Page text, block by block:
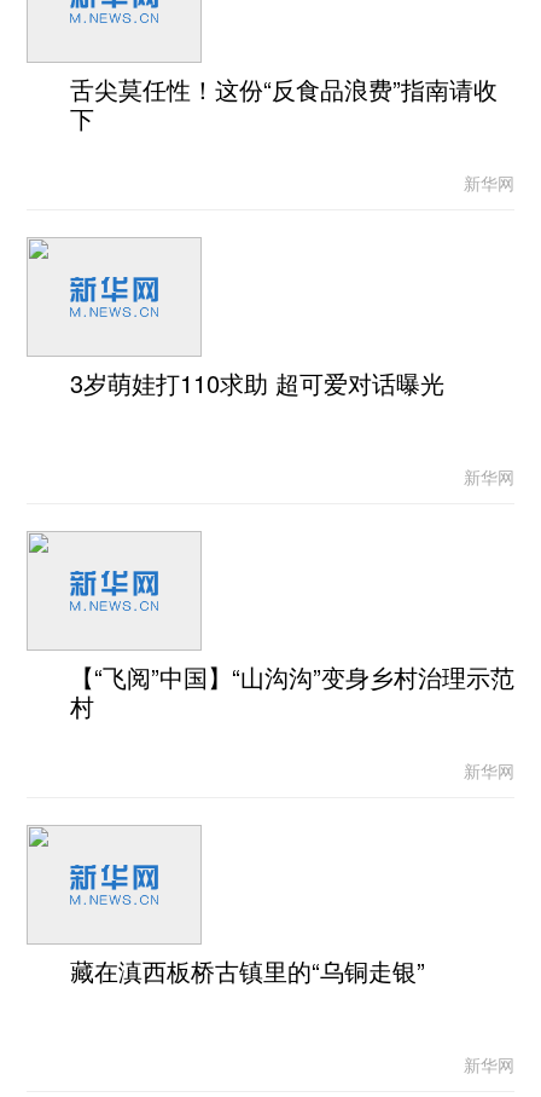
舌尖莫任性！这份“反食品浪费”指南请收
下
新华网
3岁萌娃打110求助 超可爱对话曝光
新华网
【“飞阅”中国】“山沟沟”变身乡村治理示范
村
新华网
藏在滇西板桥古镇里的“乌铜走银”
新华网